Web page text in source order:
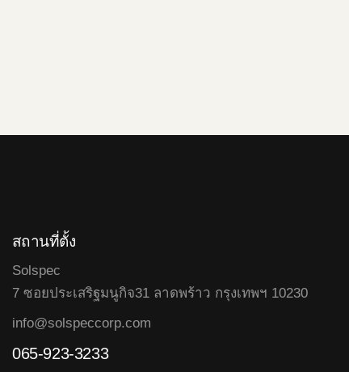
สถานที่ตั้ง
Solspec
7 ซอยประเสริฐมนูกิจ31 ลาดพร้าว กรุงเทพฯ 10230
info@solspeccorp.com
065-923-3233